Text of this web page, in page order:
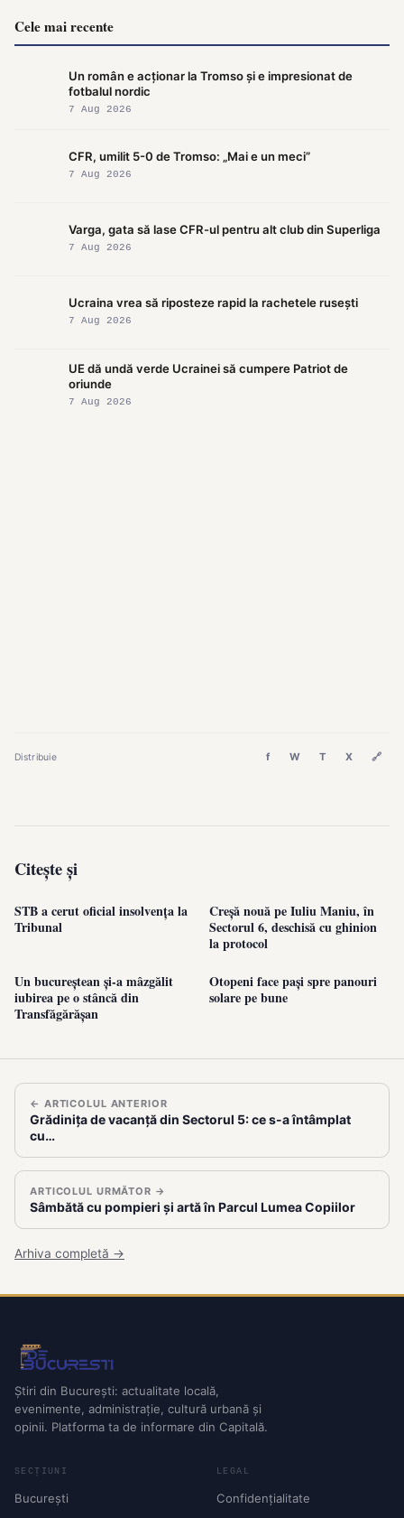
Cele mai recente
Un român e acționar la Tromso și e impresionat de
fotbalul nordic
7 Aug 2026
CFR, umilit 5-0 de Tromso: „Mai e un meci”
7 Aug 2026
Varga, gata să lase CFR-ul pentru alt club din Superliga
7 Aug 2026
Ucraina vrea să riposteze rapid la rachetele rusești
7 Aug 2026
UE dă undă verde Ucrainei să cumpere Patriot de
oriunde
7 Aug 2026
Distribuie f W T X 🔗
Citește și
STB a cerut oficial insolvența la
Tribunal
Creșă nouă pe Iuliu Maniu, în
Sectorul 6, deschisă cu ghinion
la protocol
Un bucureștean și-a mâzgălit
iubirea pe o stâncă din
Transfăgărășan
Otopeni face pași spre panouri
solare pe bune
← ARTICOLUL ANTERIOR
Grădinița de vacanță din Sectorul 5: ce s-a întâmplat
cu…
ARTICOLUL URMĂTOR →
Sâmbătă cu pompieri și artă în Parcul Lumea Copiilor
Arhiva completă →
Știri din București: actualitate locală,
evenimente, administrație, cultură urbană și
opinii. Platforma ta de informare din Capitală.
SECȚIUNI
București
LEGAL
Confidențialitate